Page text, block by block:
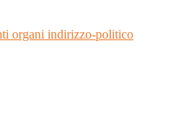
organi indirizzo-politico